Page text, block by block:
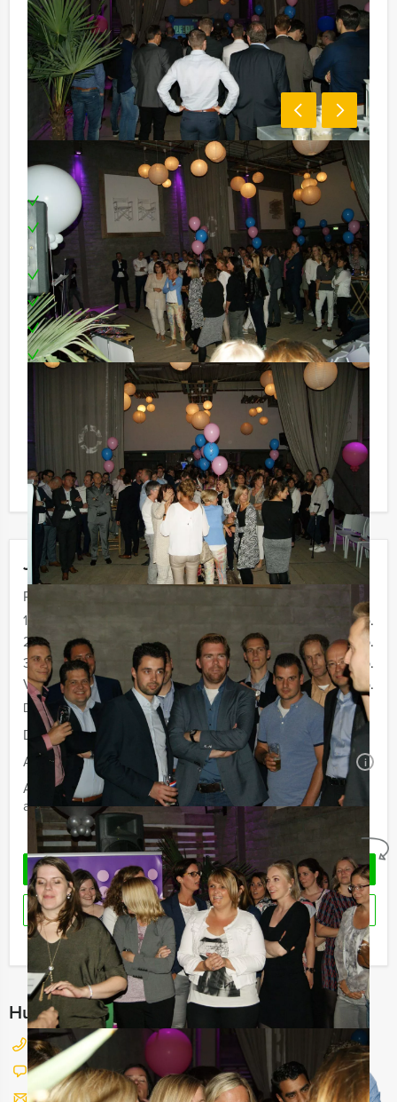
Jouw uitje
Prijs :
12 - 19 personen
€ 72,50 p.p.
20 - 29 personen
€ 69,50 p.p.
30 - 39 personen
€ 66,50 p.p.
Vanaf 40 personen
€ 64,50 p.p.
De prijzen zijn exclusief BTW
Duur:
4 uur
Aantal:
Minimaal 12 personen i
Afhankelijk van de in overleg gekozen locatie voor uw
arrangement kan een extra zaalhuur worden berekend
Geheel vrijblijvend
OFFERTE AANVRAGEN
RESERVEREN
Ik heb een vraag over dit uitje
Hulp nodig bij het kiezen?
026 820 03 69
Chat met Jeroen
Inclusief:
Enthousiaste spelbegeleid(st)er
Uitgebreid 3 gangen diner in een restaurant naar
keuze
Spel benodigdheden
Leuke prijs voor het winnende team
Teambuilding
Op elke gewenste dag of tijdstip te boeken!
Reservering voor kleine groepen:
Komen jullie niet aan het minimale aantal deelnemers
voor dit groepsuitje? Als je bereid bent voor het
minimale aantal te betalen, kan je ook gewoon voor
minder personen boeken.